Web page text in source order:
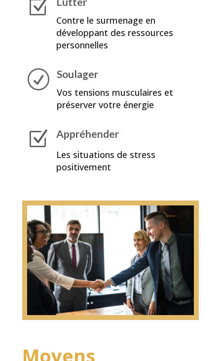
Z
Contre le surmenage en
développant des ressources
personnelles
R Soulager
Vos tensions musculaires et
préserver votre énergie
Z Appréhender
Les situations de stress
positivement
Moyens